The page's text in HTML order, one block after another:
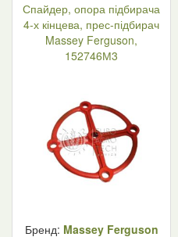
Спайдер, опора підбирача
4-х кінцева, прес-підбирач
Massey Ferguson,
152746М3
Бренд: Massey Ferguson